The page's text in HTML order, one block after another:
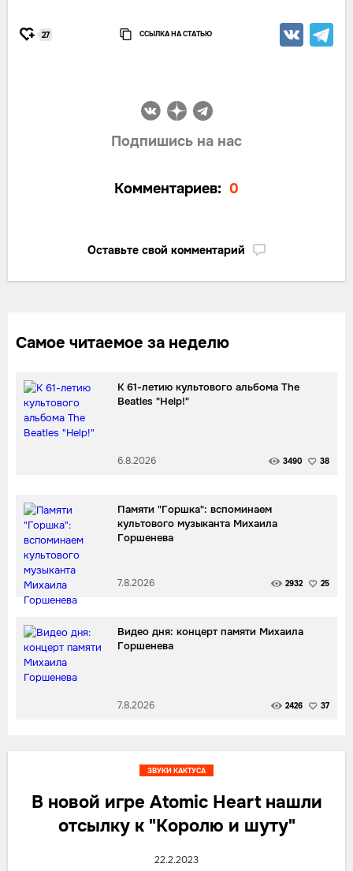
27 ССЫЛКА НА СТАТЬЮ
Подпишись на нас
Комментариев: 0
Оставьте свой комментарий
Самое читаемое за неделю
К 61-летию культового альбома The
Beatles "Help!"
6.8.2026 3490 38
Памяти "Горшка": вспоминаем
культового музыканта Михаила
Горшенева
7.8.2026 2932 25
Видео дня: концерт памяти Михаила
Горшенева
7.8.2026 2426 37
В новой игре Atomic Heart нашли
отсылку к "Королю и шуту"
22.2.2023
ЗВУКИ КАКТУСА